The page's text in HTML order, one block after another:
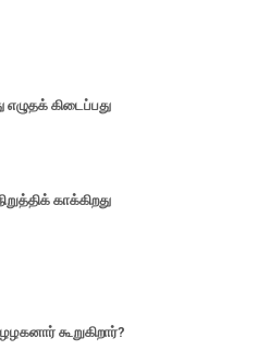
கிடைப்பது
காக்கிறது
கூறுகிறார்?